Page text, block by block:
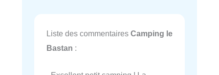
Liste des commentaires Camping le
Bastan :